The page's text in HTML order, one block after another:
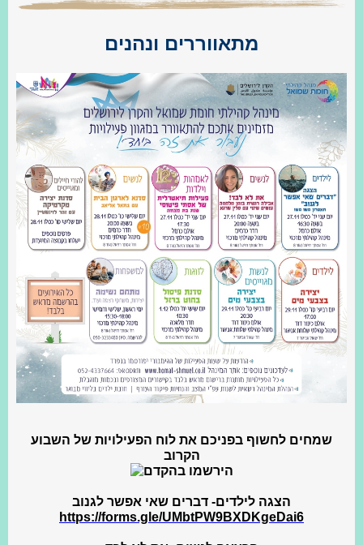
מתאווררים ונהנים
שמחים לחשוף בפניכם את לוח הפעילויות של השבוע
הקרוב
הירשמו בהקדם
הצגה לילדים- דברים שאי אפשר לגנוב
https://forms.gle/UMbtPW9BXDKgeDai6